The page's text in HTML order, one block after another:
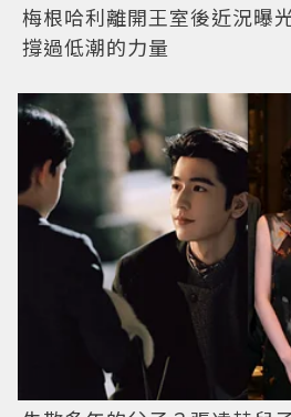
梅根哈利離開王室後近況曝
撐過低潮的力量